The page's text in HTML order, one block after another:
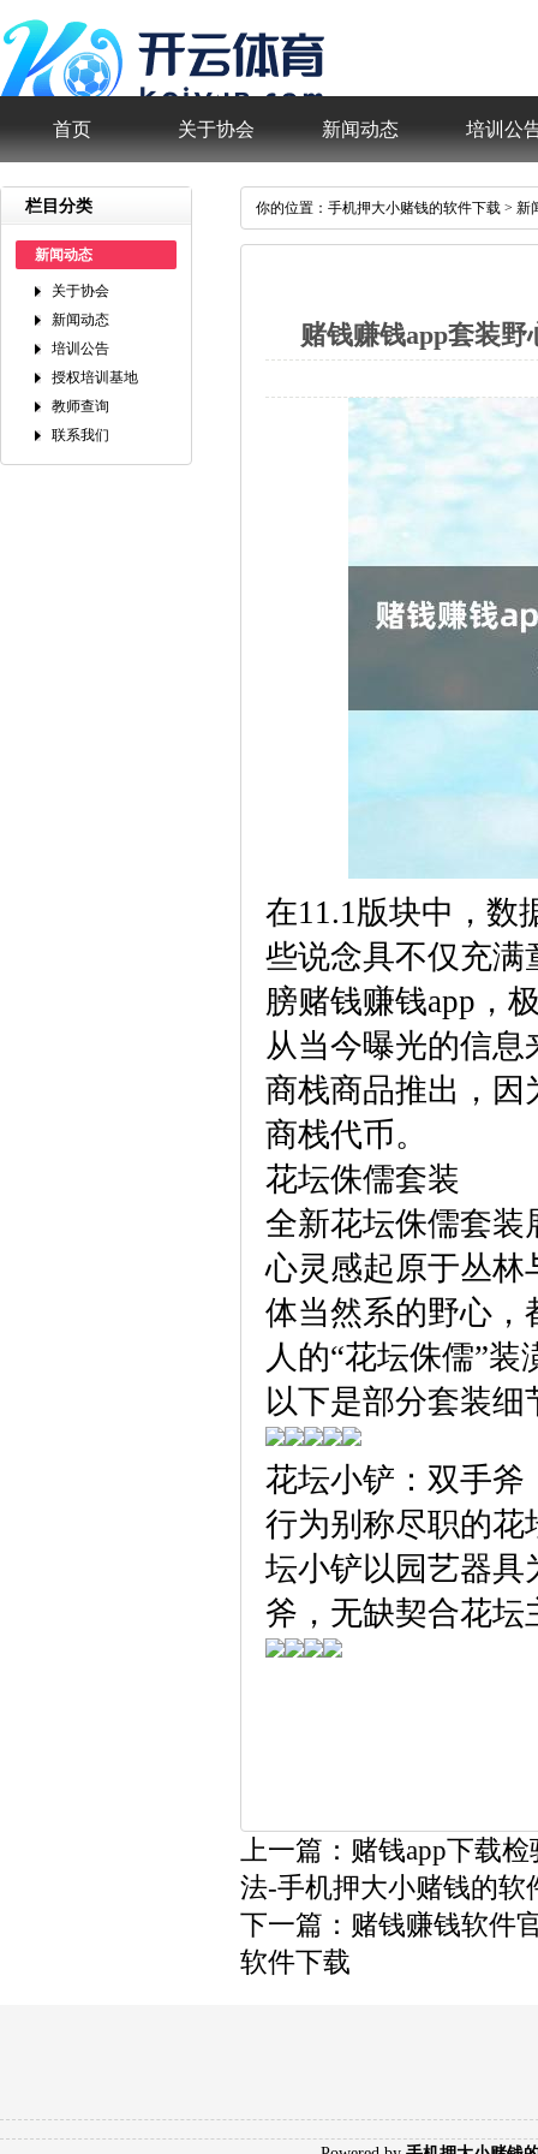
首页 关于协会 新闻动态 培训公
栏目分类
新闻动态
关于协会
新闻动态
培训公告
授权培训基地
教师查询
联系我们
你的位置： 手机押大小赌钱的软件下载 > 新
赌钱赚钱app套装
在11.1版块中，数
些说念具不仅充满
膀赌钱赚钱app，
从当今曝光的信
商栈商品推出，因
商栈代币。
花坛侏儒套装
全新花坛侏儒套装
心灵感起原于丛林
体当然系的野心，
人的“花坛侏儒”装
以下是部分套装细
花坛小铲：双手斧
行为别称尽职的花
坛小铲以园艺器具
斧，无缺契合花坛
上一篇： 赌钱app下载
法-手机押大小赌钱的软
下一篇： 赌钱赚钱软件
软件下载